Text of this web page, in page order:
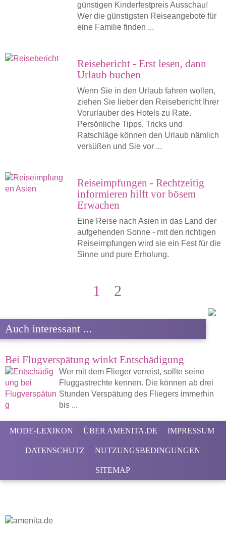
günstigen Kinderfestpreis Ausschau!
Wer die günstigsten Reiseangebote für
eine Familie finden ...
Reisebericht - Erst lesen, dann
Urlaub buchen
Wenn Sie in den Urlaub fahren wollen,
ziehen Sie lieber den Reisebericht Ihrer
Vorurlauber des Hotels zu Rate.
Persönliche Tipps, Tricks und
Ratschläge können den Urlaub nämlich
versüßen und Sie vor ...
Reiseimpfungen - Rechtzeitig
informieren hilft vor bösem
Erwachen
Eine Reise nach Asien in das Land der
aufgehenden Sonne - mit den richtigen
Reiseimpfungen wird sie ein Fest für die
Sinne und pure Erholung.
1 2
Auch interessant ...
Bei Flugverspätung winkt Entschädigung
Wer mit dem Flieger verreist, sollte seine
Fluggastrechte kennen. Die können ab drei
Stunden Verspätung des Fliegers immerhin
bis ...
MODE-LEXIKON ÜBER AMENITA.DE IMPRESSUM
DATENSCHUTZ NUTZUNGSBEDINGUNGEN
SITEMAP